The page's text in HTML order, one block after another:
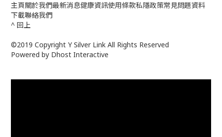
主頁關於我們最新消息健康資訊使用條款私隱政策常見問題資料
下載聯絡我們
^ 回上
©2019 Copyright Y Silver Link All Rights Reserved
Powered by Dhost Interactive